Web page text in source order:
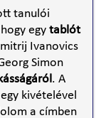
tanulói
egy tablót
Ivanovics
Simon
. A
kivételével
a címben